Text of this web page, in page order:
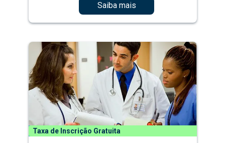
Saiba mais
Taxa de Inscrição Gratuita